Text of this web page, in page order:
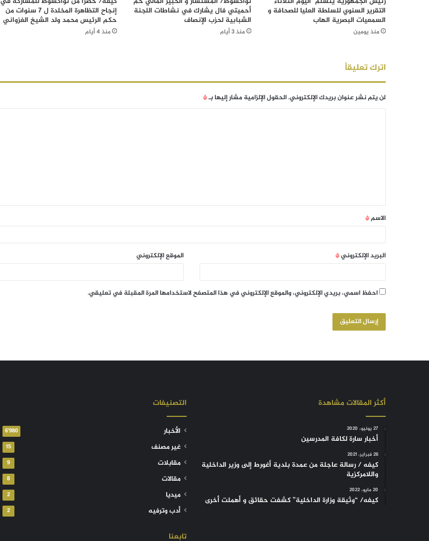
التقرير السنوي للسلطة العليا للصحافة و
السمعيات البصرية الهاب
منذ يومين
أحميتي فال يشارك في نشاطات اللجنة
الشبابية لحزب الإنصاف
منذ 3 أيام
إنجاح التظاهرة المخلدة ل 7 سنوات من
حكم الرئيس محمد ولد الشيخ الغزواني
منذ 4 أيام
اترك تعليقاً
لن يتم نشر عنوان بريدك الإلكتروني.الحقول الإلزامية مشار إليها بـ*
الاسم*
البريد الإلكتروني* الموقع الإلكتروني
احفظ اسمي، بريدي الإلكتروني، والموقع الإلكتروني في هذا المتصفح لاستخدامها المرة المقبلة في تعليقي.
أكثر المقالات مشاهدة
27 يونيو، 2020
أخبار سارة لكافة المدرسين
26 فبراير، 2021
كيفه / رسالة عاجلة من عمدة بلدية أغورط إلى وزير الداخلية
واللامركزية
20 مايو، 2022
كيفه/ “وثيقة وزارة الداخلية” كشفت حقائق و أهملت أخرى
التصنيفات
الأخبار 6٬980
غير مصنف 15
مقابلات 9
مقالات 8
ميديا 2
أدب وترفيه 2
تابعنا